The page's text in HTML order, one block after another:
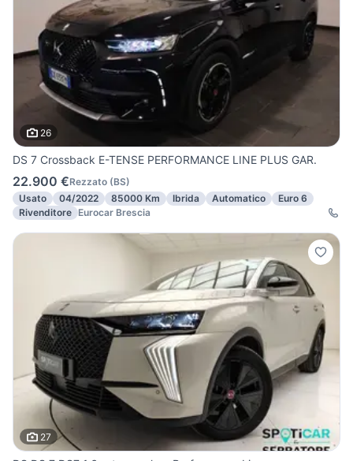
26
DS 7 Crossback E-TENSE PERFORMANCE LINE PLUS GAR.
22.900 €Rezzato (BS)
Usato
04/2022 85000 Km Ibrida Automatico
Euro 6
Rivenditore Eurocar Brescia
27